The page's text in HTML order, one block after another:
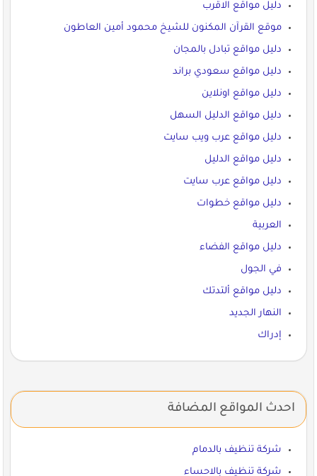
دليل مواقع الاقرب
موقع القرآن المكنون للشيخ محمود أمين العاطون
دليل مواقع تبادل بالمجان
دليل مواقع سعودي براند
دليل مواقع اونلاين
دليل مواقع الدليل السهل
دليل مواقع عرب ويب سايت
دليل مواقع الدليل
دليل مواقع عرب سايت
دليل مواقع خطوات
العربية
دليل مواقع الفضاء
في الجول
دليل مواقع ألتدتك
النهار الجديد
إدراك
احدث المواقع المضافة
شركة تنظيف بالدمام
شركة تنظيف بالاحساء